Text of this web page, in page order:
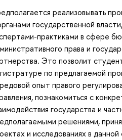
реализовывать
государственной
практиками в сфере
права и
Это позволит
по предлагаемой
опыт правого
познакомиться с
государства и
решениями,
и исследованиях в